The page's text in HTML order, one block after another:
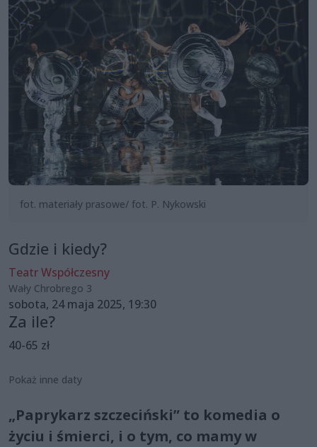
fot. materiały prasowe/ fot. P. Nykowski
Gdzie i kiedy?
Teatr Współczesny
Wały Chrobrego 3
sobota, 24 maja 2025, 19:30
Za ile?
40-65 zł
Pokaż inne daty
„Paprykarz szczeciński” to komedia o
życiu i śmierci, i o tym, co mamy w